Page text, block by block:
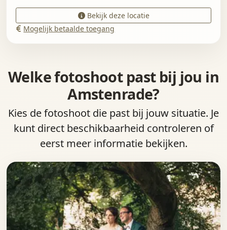
Bekijk deze locatie
Mogelijk betaalde toegang
Welke fotoshoot past bij jou in
Amstenrade?
Kies de fotoshoot die past bij jouw situatie. Je
kunt direct beschikbaarheid controleren of
eerst meer informatie bekijken.